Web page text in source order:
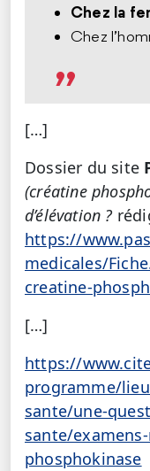
Chez la
Chez
[…]
Dossier du site
(créatine
d’élévation ?
https://
medicales/
creatine-
[…]
https://
programme/
sante/une-
sante/
phosphokinase